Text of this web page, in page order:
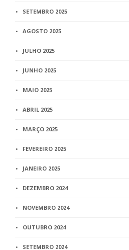
SETEMBRO 2025
AGOSTO 2025
JULHO 2025
JUNHO 2025
MAIO 2025
ABRIL 2025
MARÇO 2025
FEVEREIRO 2025
JANEIRO 2025
DEZEMBRO 2024
NOVEMBRO 2024
OUTUBRO 2024
SETEMBRO 2024